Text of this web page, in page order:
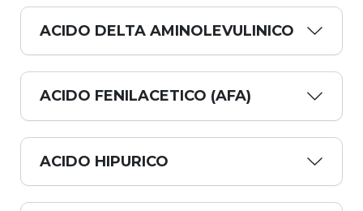
ACIDO DELTA AMINOLEVULINICO
ACIDO FENILACETICO (AFA)
ACIDO HIPURICO